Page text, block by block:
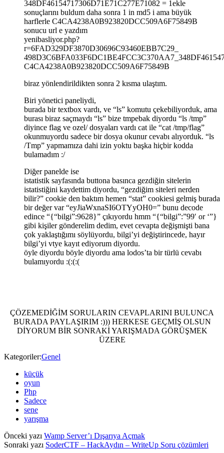
348DF46154717306D71E71C277E71082 = 1ekle
sonuçlarını buldum daha sonra 1 in md5 i ama büyük
harflerle C4CA4238A0B923820DCC509A6F75849B
sonucu url e yazdım
yenibasliyor.php?
r=6FAD329DF3870D30696C93460EBB7C29_
C4CA4238A0B923820DCC509A6F75849B
biraz yönlendirildikten sonra 2 kısma ulaştım.
Biri yönetici paneliydi,
burada bir textbox vardı, ve “ls” komutu çekebiliyorduk, ama
burası biraz saçmaydı “ls” bize tmpebak diyordu “ls /tmp”
diyince flag ve ozel/ dosyaları vardı cat ile “cat /tmp/flag”
okunmuyordu sadece bir dosya okunur cevabı alıyorduk. “ls
/Tmp” yapmamıza dahi izin yoktu başka hiçbir kodda
bulamadım :/
Diğer panelde ise
istatistik sayfasında buttona basınca gezdiğin sitelerin
istatistiğini kaydettim diyordu, “gezdiğim siteleri nerden
bilir?” cookie den baktım hemen “stat” cookiesi gelmiş burada
bir değer var “eyJiaWxnaSI6OTYyOH0=” bunu decode
edince “{“bilgi”:9628}” çıkıyordu hmm “{“bilgi”:”99′ or ‘”}
gibi kişiler gönderelim dedim, evet cevapta değişmişti bana
çok yaklaştığımı söylüyordu, bilgi’yi değiştirincede, hayır
bilgi’yi vtye kayıt ediyorum diyordu.
öyle diyordu böyle diyordu ama lodos’ta bir türlü cevabı
bulamıyordu :(:(:(
ÇÖZEMEDİĞİM SORULARIN CEVAPLARINI BULUNCA
BURADA PAYLAŞIRIM :))) HERKESE GEÇMİŞ OLSUN
DİYORUM BİR SONRAKİ YARIŞMADA GÖRÜŞMEK
ÜZERE
Kategoriler:Genel
küçük
oyun
Php
Sadece
sene
yarışma
Önceki yazı Wamp Server’ı Dışarıya Açmak
Sonraki yazı SoderCTF – HackAydın – WriteUp Soru çözümleri